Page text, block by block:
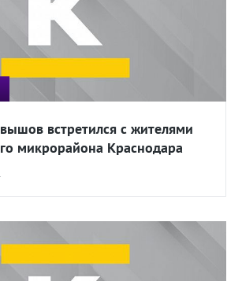
встретился с жителями
микрорайона Краснодара